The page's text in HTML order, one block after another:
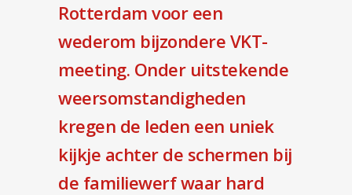
Rotterdam voor een
wederom bijzondere VKT-
meeting. Onder uitstekende
weersomstandigheden
kregen de leden een uniek
kijkje achter de schermen bij
de familiewerf waar hard